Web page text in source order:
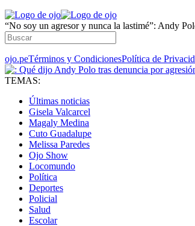
“No soy un agresor y nunca la lastimé”: Andy
ojo.peTérminos y CondicionesPolítica de
TEMAS:
Últimas noticias
Gisela Valcarcel
Magaly Medina
Cuto Guadalupe
Melissa Paredes
Ojo Show
Locomundo
Política
Deportes
Policial
Salud
Escolar